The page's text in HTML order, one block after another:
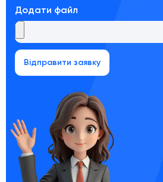
Додати файл
Відправити заявку